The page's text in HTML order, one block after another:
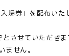
場券」を配布いた
させていただきま
せん。